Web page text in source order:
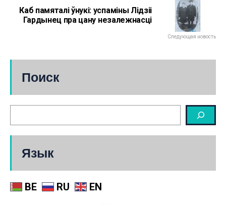
Каб памяталі ўнукі: успаміны Лідзіі
Гардынец пра цану незалежнасці
Следующая новость
Поиск
Язык
BE RU EN